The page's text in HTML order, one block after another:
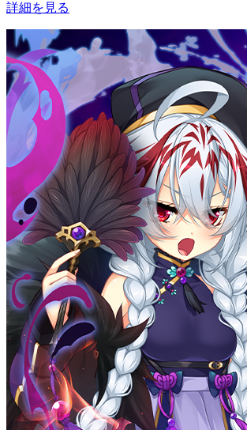
詳細を見る